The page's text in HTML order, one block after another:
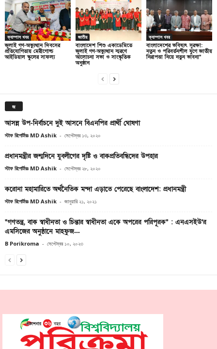
ক্যাম্পাস খবর
জুলাই গণ-অভ্যুত্থান দিবসের
প্রতিযোগিতায় মেরীগোল্ড
আইডিয়াল স্কুলের সাফল্য
জাতীয়
বাংলাদেশ শিশু একাডেমিতে
জুলাই গণ-অভ্যুত্থান স্মরণে
আলোচনা সভা ও সাংস্কৃতিক
অনুষ্ঠান
ক্যাম্পাস খবর
বাংলাদেশের ভবিষ্যৎ সুরক্ষা:
নতুন ও পরিবর্তনশীল যুগে জাতীয়
নিরাপত্তা নিয়ে নতুন ভাবনা”
জ
আসন্ন উপ-নির্বাচনে দুই আসনে বিএনপির প্রার্থী ঘোষণা
স্টাফ রিপোর্টারঃ MD Ashik - সেপ্টেম্বর ১৩, ২০২০
প্রধানমন্ত্রীর জন্মদিনে যুবলীগের দৃষ্টি ও বাকপ্রতিবন্ধিদের উপহার
স্টাফ রিপোর্টারঃ MD Ashik - সেপ্টেম্বর ২৮, ২০২০
করোনা মহামারিতে অর্থনৈতিক মন্দা এড়াতে পেরেছে বাংলাদেশ: প্রধানমন্ত্রী
স্টাফ রিপোর্টারঃ MD Ashik - জানুয়ারি ২১, ২০২১
“গণতন্ত্র, বাক স্বাধীনতা ও চিন্তার স্বাধীনতা একে অপরের পরিপূরক” : এনএসইউ‘র
এমসিজের অনুষ্ঠানে মাহফুজ...
B Porikroma - সেপ্টেম্বর ১০, ২০২৩